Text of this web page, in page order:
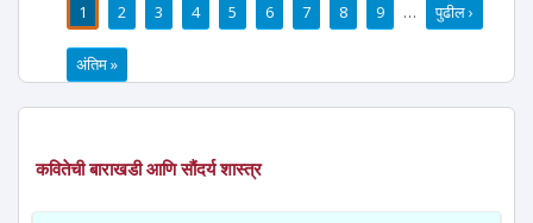
पाने 1 2 3 4 5 6 7 8 9 … पुढील ›
अंतिम »
कवितेची बाराखडी आणि सौंदर्य शास्त्र